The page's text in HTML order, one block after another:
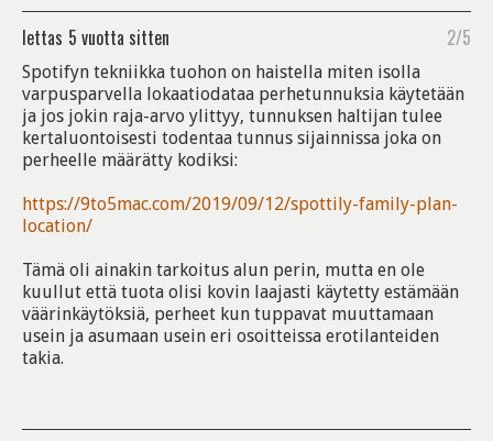
lettas 5 vuotta sitten 2/5
Spotifyn tekniikka tuohon on haistella miten isolla
varpusparvella lokaatiodataa perhetunnuksia käytetään
ja jos jokin raja-arvo ylittyy, tunnuksen haltijan tulee
kertaluontoisesti todentaa tunnus sijainnissa joka on
perheelle määrätty kodiksi:
https://9to5mac.com/2019/09/12/spottily-family-plan-
location/
Tämä oli ainakin tarkoitus alun perin, mutta en ole
kuullut että tuota olisi kovin laajasti käytetty estämään
väärinkäytöksiä, perheet kun tuppavat muuttamaan
usein ja asumaan usein eri osoitteissa erotilanteiden
takia.